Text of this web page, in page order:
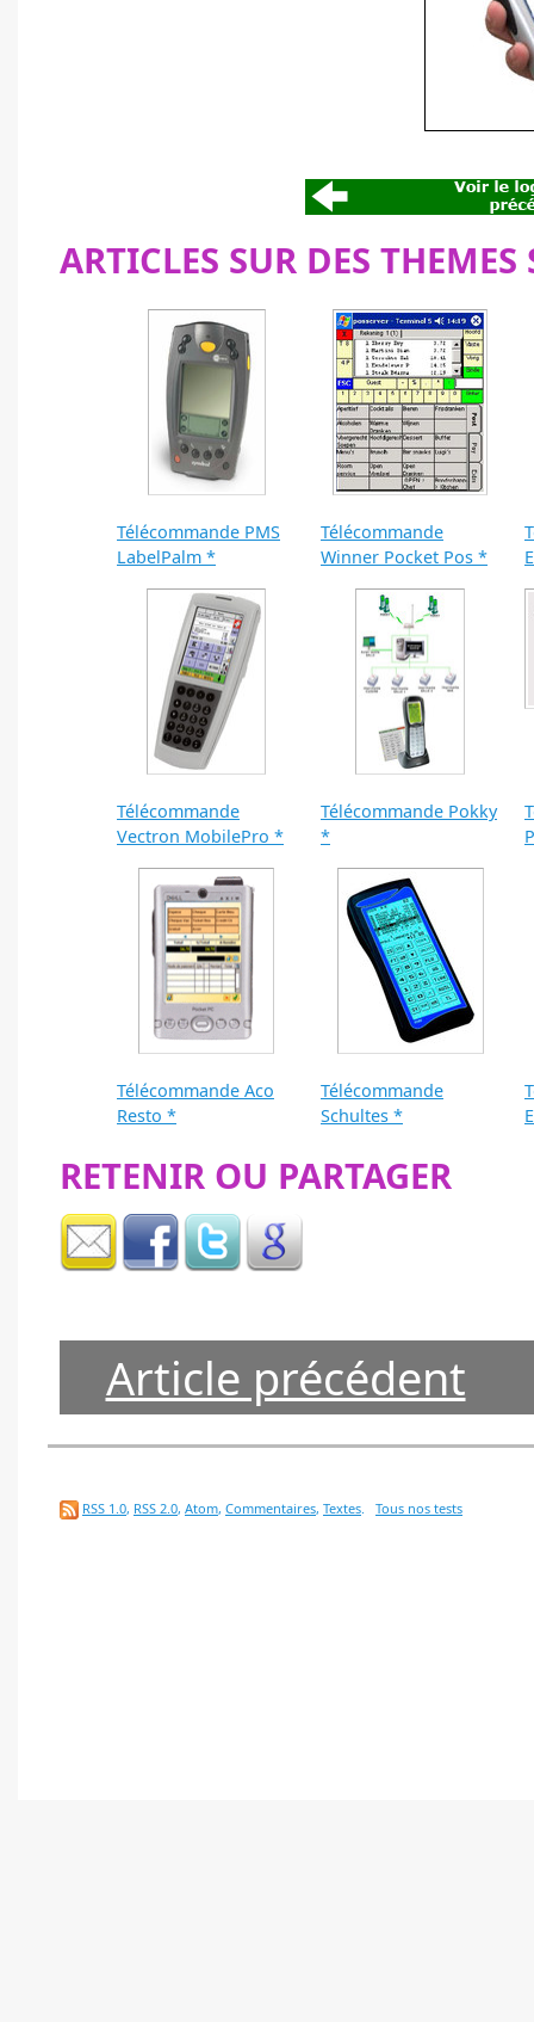
ARTICLES SUR DES
Télécommande PMS
LabelPalm *
Télécommande
Winner Pocket Pos *
Télécommande
Vectron MobilePro *
Télécommande Pokky
*
Télécommande Aco
Resto *
Télécommande
Schultes *
RETENIR OU PARTAGER
Article précédent
RSS 1.0, RSS 2.0, Atom, Commentaires, Textes. Tous nos tests